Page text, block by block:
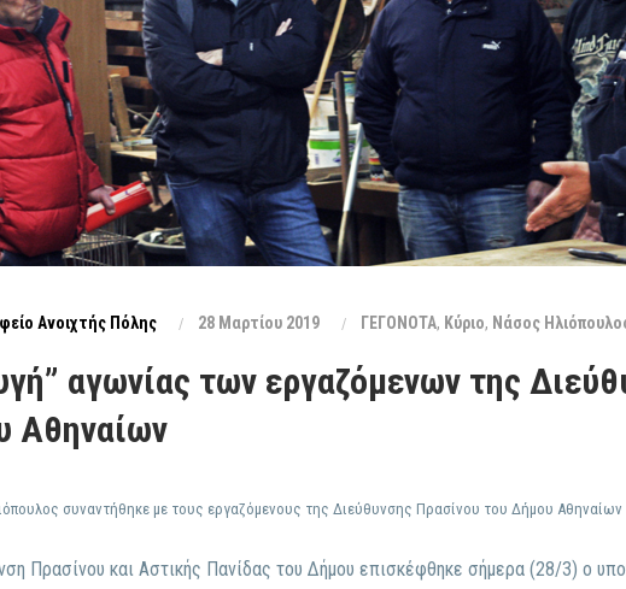
Ανοιχτής Πόλης 28 Μαρτίου 2019 ΓΕΓΟΝΟΤΑ, Κύριο, Νάσος
αγωνίας των εργαζόμενων της
Αθηναίων
συναντήθηκε με τους εργαζόμενους της Διεύθυνσης Πρασίνου του Δήμου Αθηναίων
Πρασίνου και Αστικής Πανίδας του Δήμου επισκέφθηκε σήμερα (28/3) ο